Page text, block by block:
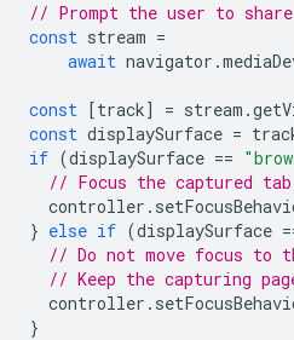
// Prompt the user to
const stream =
await navigator .
const [track] = stream .
const displaySurface =
if (displaySurface ==
// Focus the captured
controller .
} else if (displaySurface
// Do not move focus to
// Keep the capturing
controller .
}